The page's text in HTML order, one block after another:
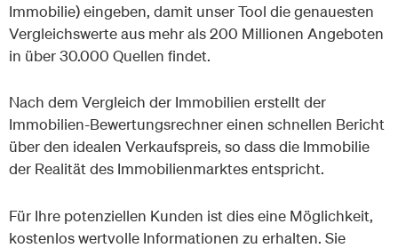
Immobilie) eingeben, damit unser Tool die genauesten
Vergleichswerte aus mehr als 200 Millionen Angeboten
in über 30.000 Quellen findet.
Nach dem Vergleich der Immobilien erstellt der
Immobilien-Bewertungsrechner einen schnellen Bericht
über den idealen Verkaufspreis, so dass die Immobilie
der Realität des Immobilienmarktes entspricht.
Für Ihre potenziellen Kunden ist dies eine Möglichkeit,
kostenlos wertvolle Informationen zu erhalten. Sie